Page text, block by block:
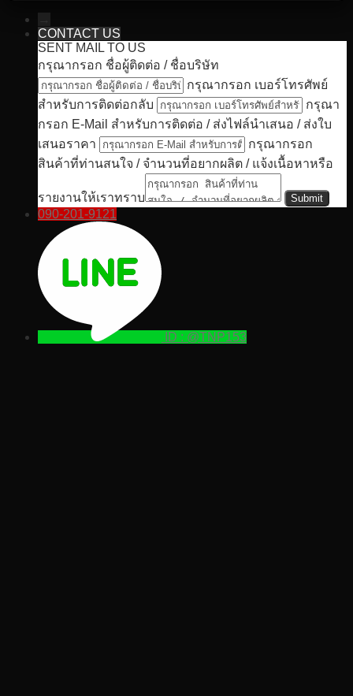
CONTACT US
SENT MAIL TO US
กรุณากรอก ชื่อผู้ติดต่อ / ชื่อบริษัท
กรุณากรอก เบอร์โทรศัพย์
สำหรับการติดต่อกลับ
กรุณา
กรอก E-Mail สำหรับการติดต่อ / ส่งไฟล์นำเสนอ / ส่งใบ
เสนอราคา
กรุณากรอก
สินค้าที่ท่านสนใจ / จำนวนที่อยากผลิต / แจ้งเนื้อหาหรือ
รายงานให้เราทราบ
090-201-9121
ID : @TNP153